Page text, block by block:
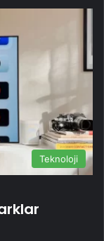
Teknoloji